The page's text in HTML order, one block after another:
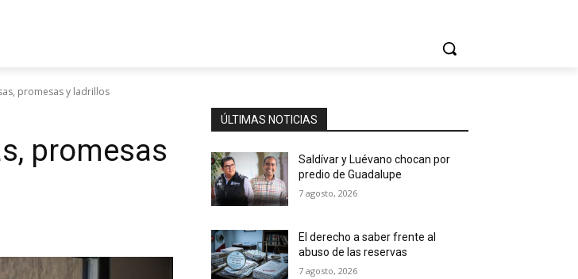
promesas y ladrillos
promesas
ÚLTIMAS NOTICIAS
Saldívar y Luévano chocan por
predio de Guadalupe
7 agosto, 2026
El derecho a saber frente al
abuso de las reservas
7 agosto, 2026